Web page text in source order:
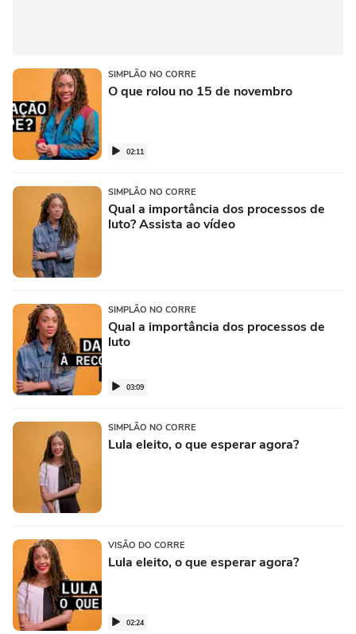
SIMPLÃO NO CORRE
O que rolou no 15 de novembro
02:11
SIMPLÃO NO CORRE
Qual a importância dos processos de
luto? Assista ao vídeo
SIMPLÃO NO CORRE
Qual a importância dos processos de
luto
03:09
SIMPLÃO NO CORRE
Lula eleito, o que esperar agora?
VISÃO DO CORRE
Lula eleito, o que esperar agora?
02:24